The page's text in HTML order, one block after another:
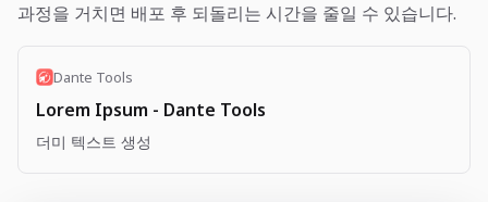
과정을 거치면 배포 후 되돌리는 시간을 줄일 수 있습니다.
Dante Tools
Lorem Ipsum - Dante Tools
더미 텍스트 생성